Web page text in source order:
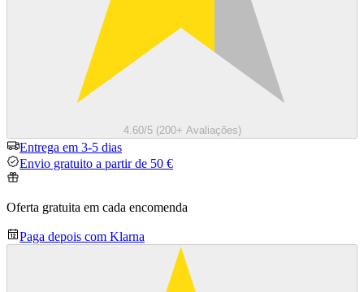
4.60/5 (200+ Avaliações)
Entrega em 3-5 dias
Envio gratuito a partir de 50 €
Oferta gratuita em cada encomenda
Paga depois com Klarna